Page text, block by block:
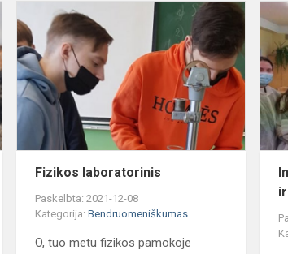
labdara
benamiams
kačiukams
Fizikos
Fizikos laboratorinis
Paskelbta: 2021-12-08
Kategorija:Bendruomeniškumas
O, tuo metu fizikos pamokoje